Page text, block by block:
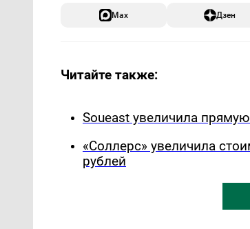
Max Дзен
Читайте также:
Soueast увеличила
«Соллерс» увеличила
рублей